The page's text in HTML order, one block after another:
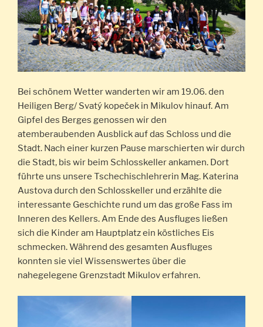
Bei schönem Wetter wanderten wir am 19.06. den
Heiligen Berg/ Svatý kopeček in Mikulov hinauf. Am
Gipfel des Berges genossen wir den
atemberaubenden Ausblick auf das Schloss und die
Stadt. Nach einer kurzen Pause marschierten wir durch
die Stadt, bis wir beim Schlosskeller ankamen. Dort
führte uns unsere Tschechischlehrerin Mag. Katerina
Austova durch den Schlosskeller und erzählte die
interessante Geschichte rund um das große Fass im
Inneren des Kellers. Am Ende des Ausfluges ließen
sich die Kinder am Hauptplatz ein köstliches Eis
schmecken. Während des gesamten Ausfluges
konnten sie viel Wissenswertes über die
nahegelegene Grenzstadt Mikulov erfahren.